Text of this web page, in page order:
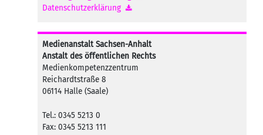
Datenschutzerklärung
Medienanstalt Sachsen-Anhalt
Anstalt des öffentlichen Rechts
Medienkompetenzzentrum
Reichardtstraße 8
06114 Halle (Saale)
Tel.: 0345 5213 0
Fax: 0345 5213 111